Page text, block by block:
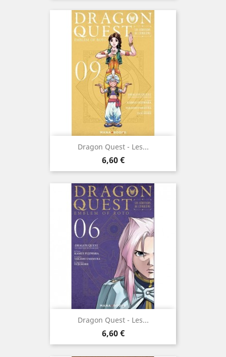
Dragon Quest - Les...
Prix
6,60 €
Dragon Quest - Les...
Prix
6,60 €